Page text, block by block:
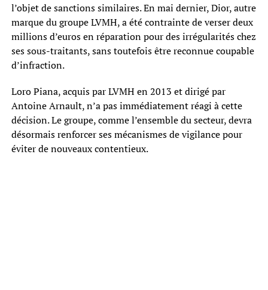
l’objet de sanctions similaires. En mai dernier, Dior, autre
marque du groupe LVMH, a été contrainte de verser deux
millions d’euros en réparation pour des irrégularités chez
ses sous-traitants, sans toutefois être reconnue coupable
d’infraction.
Loro Piana, acquis par LVMH en 2013 et dirigé par
Antoine Arnault, n’a pas immédiatement réagi à cette
décision. Le groupe, comme l’ensemble du secteur, devra
désormais renforcer ses mécanismes de vigilance pour
éviter de nouveaux contentieux.